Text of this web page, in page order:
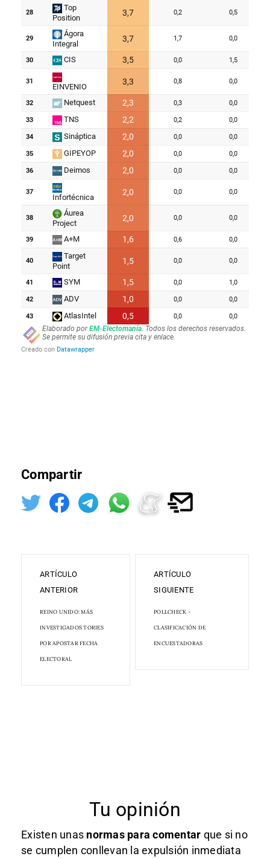
Compartir
ARTÍCULO
ANTERIOR
REINO UNIDO: MÁS
INVESTIGADOS TORIES
POR APOSTAR FECHA
ELECTORAL
ARTÍCULO
SIGUIENTE
POLLCHECK -
CLASIFICACIÓN DE
ENCUESTADORAS
Tu opinión
Existen unas normas para comentar que si no
se cumplen conllevan la expulsión inmediata